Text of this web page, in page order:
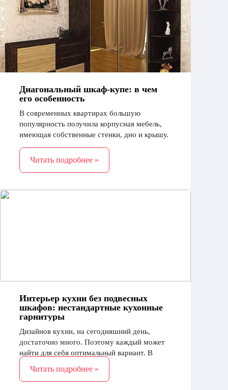
Диагональный шкаф-купе: в чем
его особенность
В современных квартирах большую
популярность получила корпусная мебель,
имеющая собственные стенки, дно и крышу.
Такую мебель легко переставлять и
перевозить при необходимости
Читать подробнее »
Интерьер кухни без подвесных
шкафов: нестандартные кухонные
гарнитуры
Дизайнов кухни, на сегодняшний день,
достаточно много. Поэтому каждый может
найти для себя оптимальный вариант. В
внимание на нестандартные кухни
Читать подробнее »